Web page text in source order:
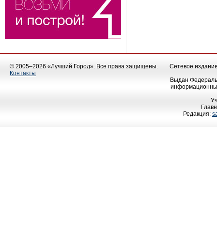
© 2005–2026 «Лучший Город». Все права защищены.
Контакты
Сетевое
Выдан
Редакция: